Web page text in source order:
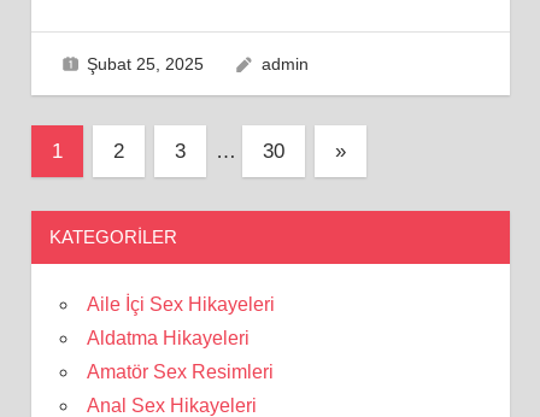
Şubat 25, 2025 admin
Yazı
1 2 3 … 30
Next
Posts
»
KATEGORILER
Aile İçi Sex Hikayeleri
Aldatma Hikayeleri
Amatör Sex Resimleri
Anal Sex Hikayeleri